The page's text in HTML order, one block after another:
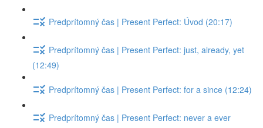
Predprítomný čas | Present Perfect: Úvod (20:17)
Predprítomný čas | Present Perfect: just, already, yet
(12:49)
Predprítomný čas | Present Perfect: for a since (12:24)
Predprítomný čas | Present Perfect: never a ever